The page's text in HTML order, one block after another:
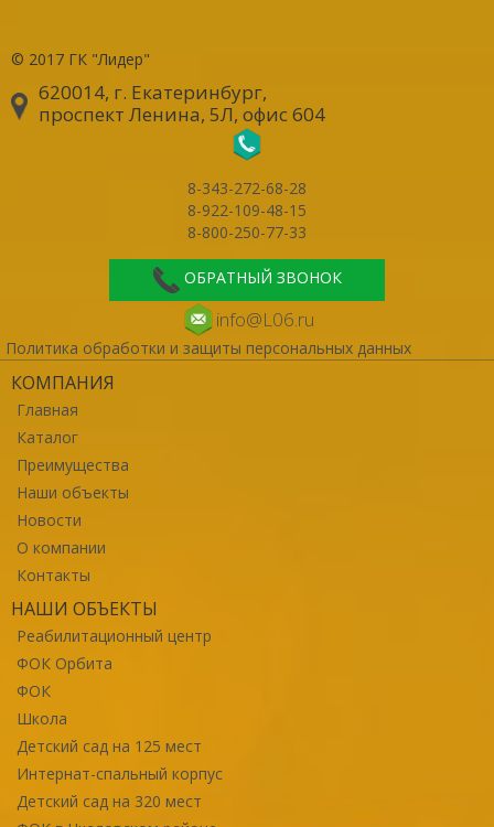
© 2017 ГК "Лидер"
620014, г. Екатеринбург,
проспект Ленина, 5Л, офис 604
8-343-272-68-28
8-922-109-48-15
8-800-250-77-33
ОБРАТНЫЙ ЗВОНОК
info@L06.ru
Политика обработки и защиты персональных данных
КОМПАНИЯ
Главная
Каталог
Преимущества
Наши объекты
Новости
О компании
Контакты
НАШИ ОБЪЕКТЫ
Реабилитационный центр
ФОК Орбита
ФОК
Школа
Детский сад на 125 мест
Интернат-спальный корпус
Детский сад на 320 мест